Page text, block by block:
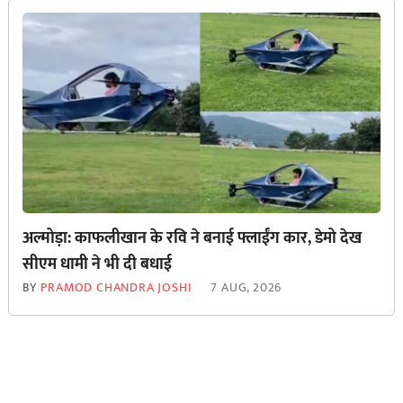
अल्मोड़ा: काफलीखान के रवि ने बनाई फ्लाईंग कार, डेमो देख
सीएम धामी ने भी दी बधाई
BY PRAMOD CHANDRA JOSHI 7 AUG, 2026